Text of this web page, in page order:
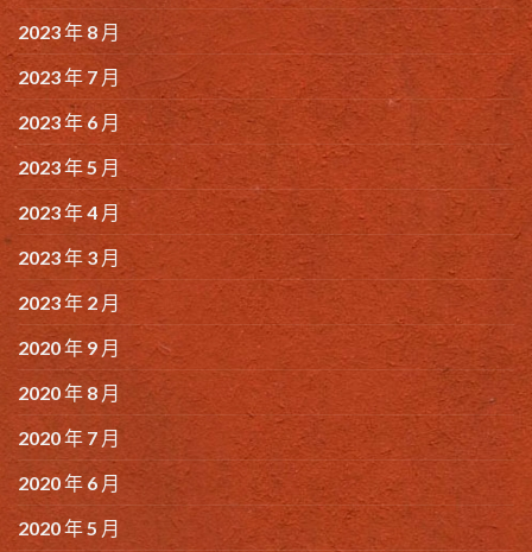
2023 年 8 月
2023 年 7 月
2023 年 6 月
2023 年 5 月
2023 年 4 月
2023 年 3 月
2023 年 2 月
2020 年 9 月
2020 年 8 月
2020 年 7 月
2020 年 6 月
2020 年 5 月